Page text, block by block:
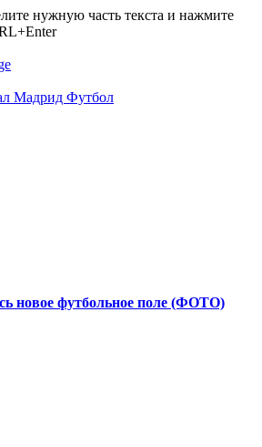
нужную часть текста и нажмите
Мадрид Футбол
новое футбольное поле (ФОТО)